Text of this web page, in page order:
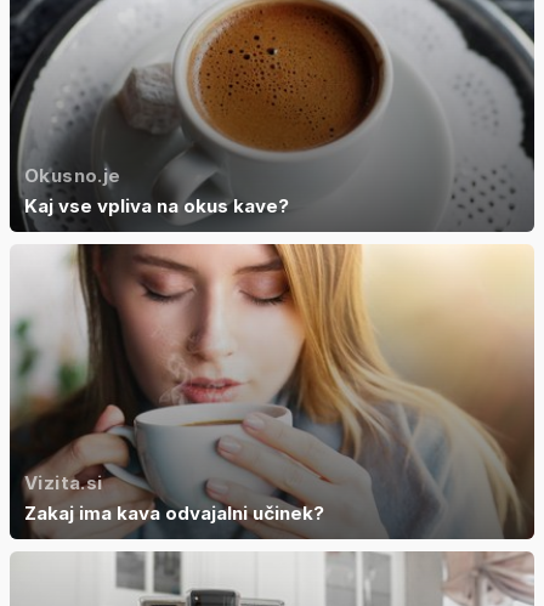
Okusno.je
Kaj vse vpliva na okus kave?
Vizita.si
Zakaj ima kava odvajalni učinek?